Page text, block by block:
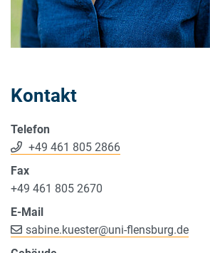
Kontakt
Telefon
+49 461 805 2866
Fax
+49 461 805 2670
E-Mail
sabine.kuester@uni-flensburg.de